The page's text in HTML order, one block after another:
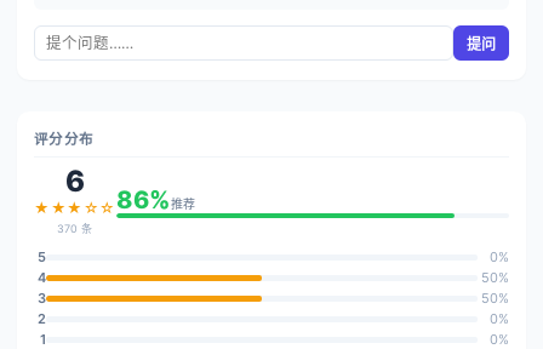
提问
评分分布
6
★★★☆☆
370 条
86%推荐
5
0%
4
50%
3
50%
2
0%
1
0%